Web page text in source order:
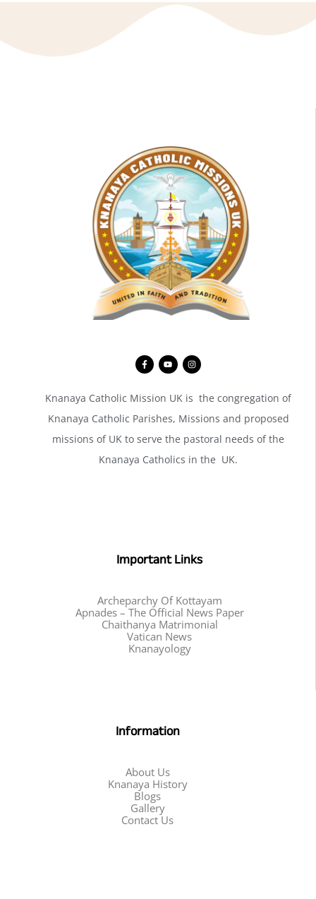
Knanaya Catholic Mission UK is the congregation of
Knanaya Catholic Parishes, Missions and proposed
missions of UK to serve the pastoral needs of the
Knanaya Catholics in the UK.
Important Links
Archeparchy Of Kottayam
Apnades – The Official News Paper
Chaithanya Matrimonial
Vatican News
Knanayology
Information
About Us
Knanaya History
Blogs
Gallery
Contact Us